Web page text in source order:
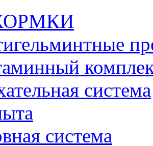
система
система